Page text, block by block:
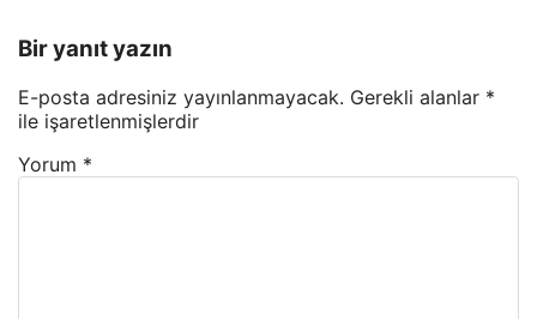
Bir yanıt yazın
E-posta adresiniz yayınlanmayacak. Gerekli alanlar *
ile işaretlenmişlerdir
Yorum *